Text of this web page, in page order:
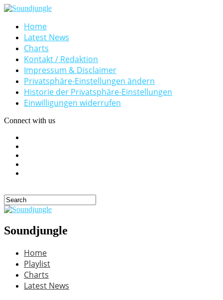
Home
Latest News
Charts
Kontakt / Redaktion
Impressum & Disclaimer
Privatsphäre-Einstellungen ändern
Historie der Privatsphäre-Einstellungen
Einwilligungen widerrufen
Connect with us
Soundjungle
Home
Playlist
Charts
Latest News